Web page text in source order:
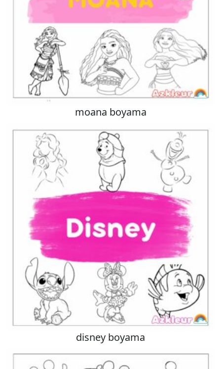
moana boyama
disney boyama